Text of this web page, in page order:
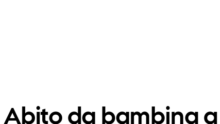
Abito da bambina